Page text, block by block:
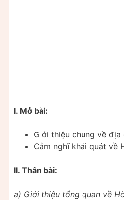
I. Mở bài:
Giới thiệu chung về địa
Cảm nghĩ khái quát về
II. Thân bài:
a) Giới thiệu tổng quan về